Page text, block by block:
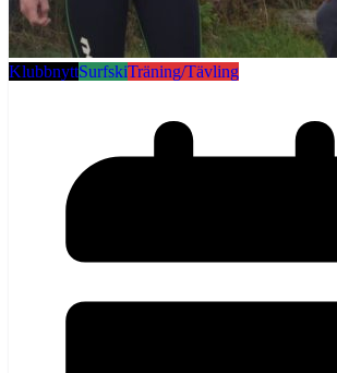
KlubbnyttSurfskiTräning/Tävling